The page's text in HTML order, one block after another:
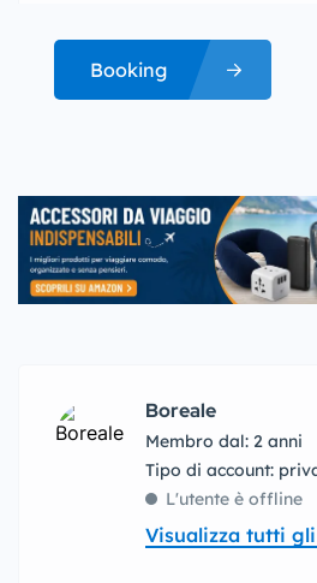
Booking
Boreale
Membro dal: 2 anni
tipo di account:
L'utente è offline
Visualizza tutti